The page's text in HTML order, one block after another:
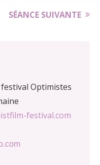
SÉANCE SUIVANTE
Optimistes
festival.com